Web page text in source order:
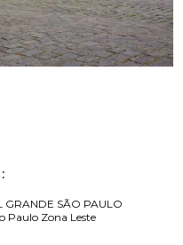
GRANDE SÃO PAULO
Paulo Zona Leste